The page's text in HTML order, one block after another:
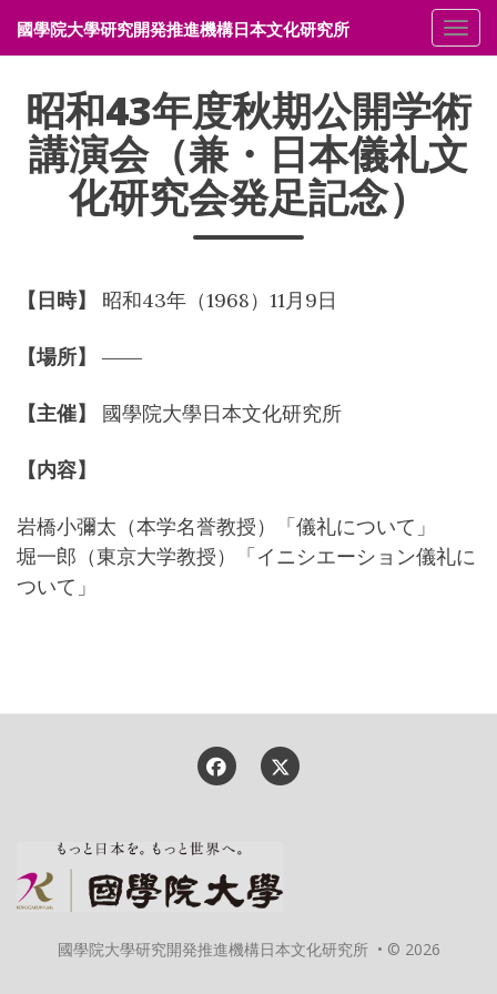
メ
國學院大學研究開発推進機構日本文化研究所
昭和43年度秋期公開学術
講演会（兼・日本儀礼文
化研究会発足記念）
【日時】 昭和43年（1968）11月9日
【場所】 ――
【主催】 國學院大學日本文化研究所
【内容】
岩橋小彌太（本学名誉教授）「儀礼について」
堀一郎（東京大学教授）「イニシエーション儀礼に
ついて」
國學院大學研究開発推進機構日本文化研究所 • © 2026